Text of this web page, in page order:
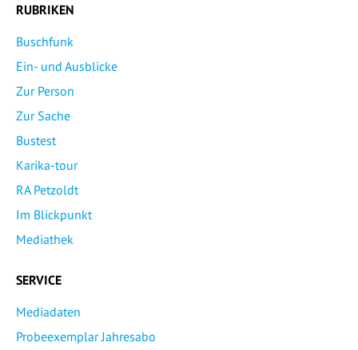
RUBRIKEN
Buschfunk
Ein- und Ausblicke
Zur Person
Zur Sache
Bustest
Karika-tour
RA Petzoldt
Im Blickpunkt
Mediathek
SERVICE
Mediadaten
Probeexemplar Jahresabo